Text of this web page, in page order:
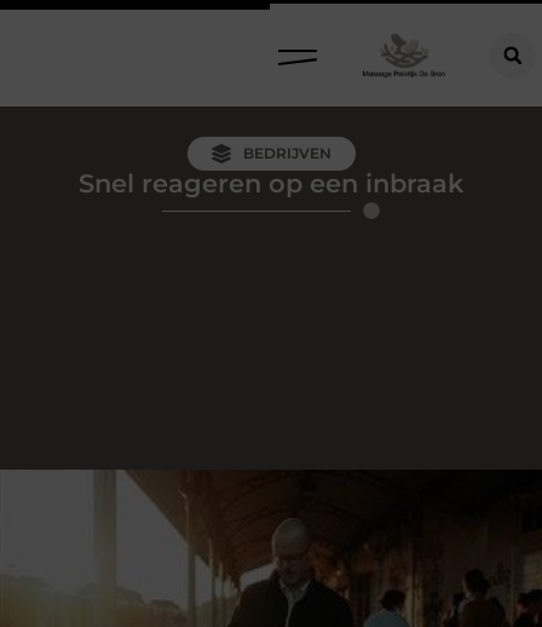
BEDRIJVEN
Snel reageren op een inbraak